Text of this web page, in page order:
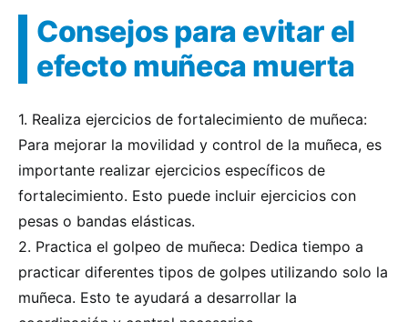
Consejos para evitar el
efecto muñeca muerta
1. Realiza ejercicios de fortalecimiento de muñeca:
Para mejorar la movilidad y control de la muñeca, es
importante realizar ejercicios específicos de
fortalecimiento. Esto puede incluir ejercicios con
pesas o bandas elásticas.
2. Practica el golpeo de muñeca: Dedica tiempo a
practicar diferentes tipos de golpes utilizando solo la
muñeca. Esto te ayudará a desarrollar la